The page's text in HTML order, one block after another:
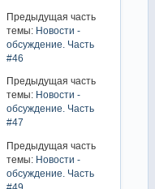
Предыдущая часть
темы: Новости -
обсуждение. Часть
#46
Предыдущая часть
темы: Новости -
обсуждение. Часть
#47
Предыдущая часть
темы: Новости -
обсуждение. Часть